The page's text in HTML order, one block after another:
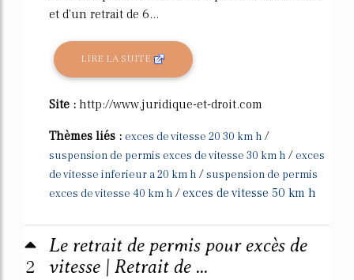
et d'un retrait de 6...
LIRE LA SUITE
Site : http://www.juridique-et-droit.com
Thèmes liés : exces de vitesse 20 30 km h /
suspension de permis exces de vitesse 30 km h / exces
de vitesse inferieur a 20 km h /suspension de permis
exces de vitesse 40 km h /exces de vitesse 50 km h
2
Le retrait de permis pour excès de
vitesse | Retrait de ...